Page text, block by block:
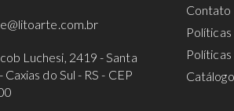
Luchesi, 2419 - Santa
Caxias do Sul - RS - CEP
Contato